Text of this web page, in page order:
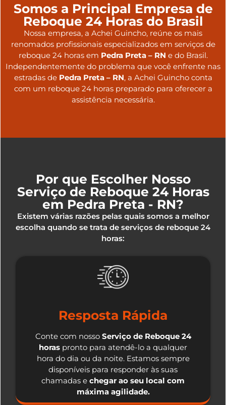
Somos a Principal Empresa de
Reboque 24 Horas do Brasil
Nossa empresa, a Achei Guincho, reúne os mais
renomados profissionais especializados em serviços de
reboque 24 horas em Pedra Preta – RN e do Brasil.
Independentemente do problema que você enfrente nas
estradas de Pedra Preta – RN, a Achei Guincho conta
com um reboque 24 horas preparado para oferecer a
assistência necessária.
Por que Escolher Nosso
Serviço de Reboque 24 Horas
em Pedra Preta - RN?
Existem várias razões pelas quais somos a melhor
escolha quando se trata de serviços de reboque 24
horas:
Resposta Rápida
Conte com nosso Serviço de Reboque 24
horas pronto para atendê-lo a qualquer
hora do dia ou da noite. Estamos sempre
disponíveis para responder às suas
chamadas e chegar ao seu local com
máxima agilidade.